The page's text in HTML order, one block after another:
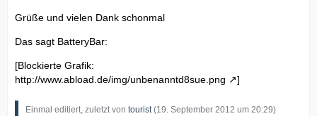
Grüße und vielen Dank schonmal
Das sagt BatteryBar:
[Blockierte Grafik:
http://www.abload.de/img/unbenanntd8sue.png
]
Einmal editiert, zuletzt von tourist (19. September 2012 um 20:29)